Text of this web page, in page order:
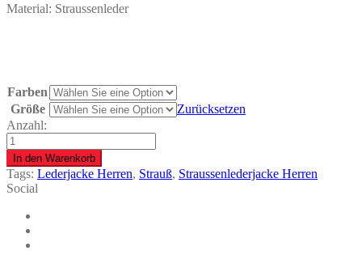
Material: Straussenleder
Farben
Größe
Zurücksetzen
Anzahl:
Lederjacke
Herren
Strauss
quantity
In den Warenkorb
Tags: Lederjacke Herren, Strauß, Straussenlederjacke Herren
Social